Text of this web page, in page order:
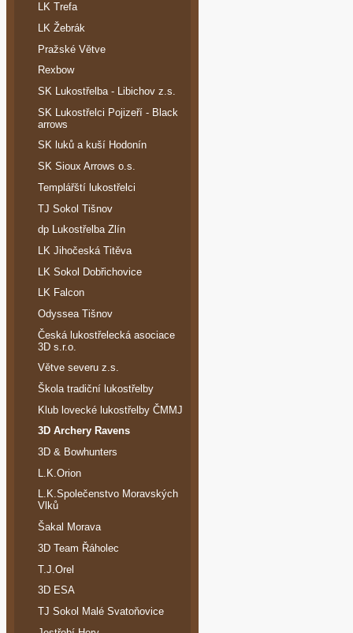
LK Trefa
LK Žebrák
Pražské Větve
Rexbow
SK Lukostřelba - Libichov z.s.
SK Lukostřelci Pojizeří - Black
arrows
SK luků a kuší Hodonín
SK Sioux Arrows o.s.
Templářští lukostřelci
TJ Sokol Tišnov
dp Lukostřelba Zlín
LK Jihočeská Titěva
LK Sokol Dobřichovice
LK Falcon
Odyssea Tišnov
Česká lukostřelecká asociace
3D s.r.o.
Větve severu z.s.
Škola tradiční lukostřelby
Klub lovecké lukostřelby ČMMJ
3D Archery Ravens
3D & Bowhunters
L.K.Orion
L.K.Společenstvo Moravských
Vlků
Šakal Morava
3D Team Řáholec
T.J.Orel
3D ESA
TJ Sokol Malé Svatoňovice